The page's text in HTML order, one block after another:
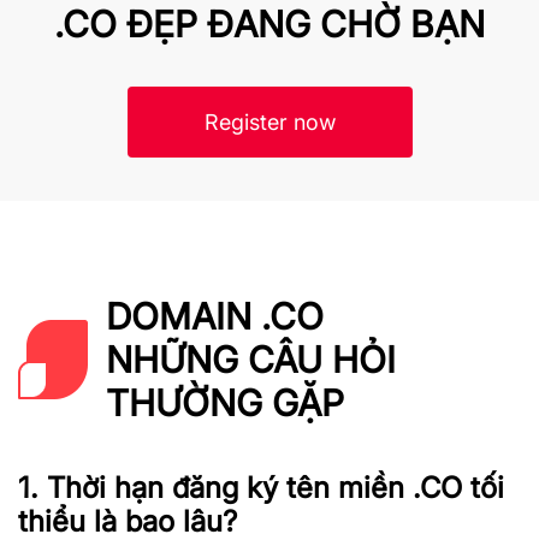
.CO ĐẸP ĐANG CHỜ BẠN
Register now
DOMAIN .CO
NHỮNG CÂU HỎI
THƯỜNG GẶP
1. Thời hạn đăng ký tên miền .CO tối
thiểu là bao lâu?